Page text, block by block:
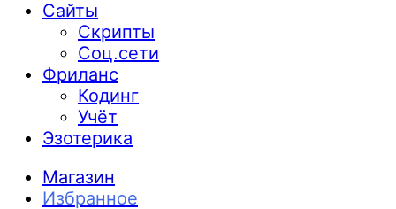
Сайты
Скрипты
Соц.сети
Фриланс
Кодинг
Учёт
Эзотерика
Магазин
Избранное